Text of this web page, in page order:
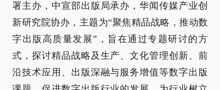
署主办，中宣部出版局承办，华闻传媒产业创
新研究院协办，主题为“聚焦精品战略，推动数
字出版高质量发展”，旨在通过专题研讨的方
式，探讨精品战略及生产、文化管理创新、前
沿技术应用、出版深融与服务增值等数字出版